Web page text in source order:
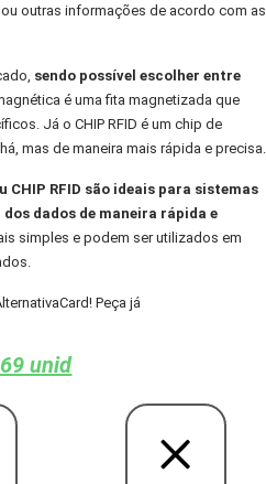
outras informações de acordo com as
sendo possível escolher entre
é uma fita magnetizada que
Já o CHIP RFID é um chip de
mas de maneira mais rápida e precisa.
RFID são ideais para sistemas
dados de maneira rápida e
simples e podem ser utilizados em
Peça já
unid